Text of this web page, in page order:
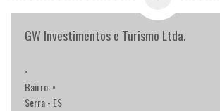
GW Investimentos e Turismo Ltda.
•
Bairro: •
Serra - ES